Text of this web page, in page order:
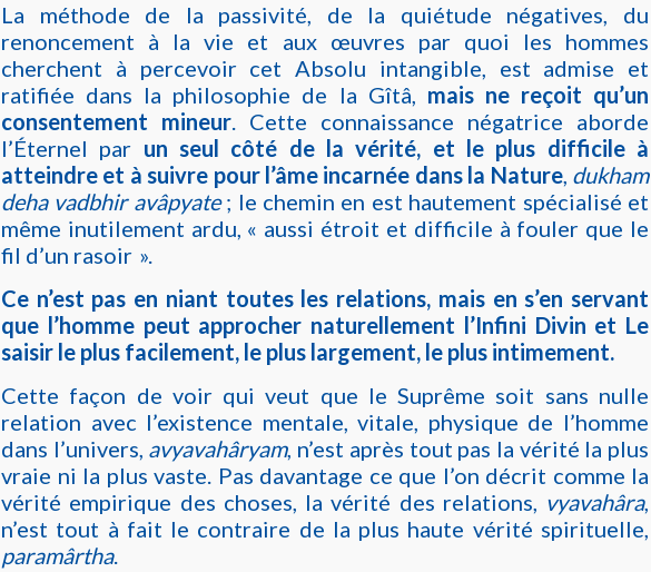
La méthode de la passivité, de la quiétude négatives, du
renoncement à la vie et aux œuvres par quoi les hommes
cherchent à percevoir cet Absolu intangible, est admise et
ratifiée dans la philosophie de la Gîtâ, mais ne reçoit qu’un
consentement mineur. Cette connaissance négatrice aborde
l’Éternel par un seul côté de la vérité, et le plus difficile à
atteindre et à suivre pour l’âme incarnée dans la Nature, dukham
deha vadbhir avâpyate; le chemin en est hautement spécialisé et
même inutilement ardu, « aussi étroit et difficile à fouler que le
fil d’un rasoir ».
Ce n’est pas en niant toutes les relations, mais en s’en servant
que l’homme peut approcher naturellement l’Infini Divin et Le
saisir le plus facilement, le plus largement, le plus intimement.
Cette façon de voir qui veut que le Suprême soit sans nulle
relation avec l’existence mentale, vitale, physique de l’homme
dans l’univers, avyavahâryam, n’est après tout pas la vérité la plus
vraie ni la plus vaste. Pas davantage ce que l’on décrit comme la
vérité empirique des choses, la vérité des relations, vyavahâra,
n’est tout à fait le contraire de la plus haute vérité spirituelle,
paramârtha.